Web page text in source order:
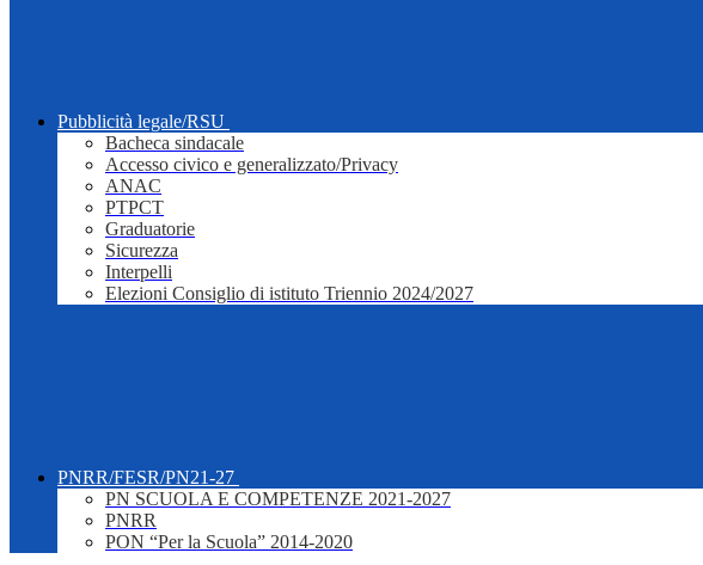
Pubblicità legale/RSU
Bacheca sindacale
Accesso civico e generalizzato/Privacy
ANAC
PTPCT
Graduatorie
Sicurezza
Interpelli
Elezioni Consiglio di istituto Triennio 2024/2027
PNRR/FESR/PN21-27
PN SCUOLA E COMPETENZE 2021-2027
PNRR
PON “Per la Scuola” 2014-2020